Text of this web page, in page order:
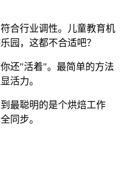
合行业调性。儿童教育机
园，这都不合适吧？
还"活着"。最简单的方法
活力。
最聪明的是个烘焙工作
同步。